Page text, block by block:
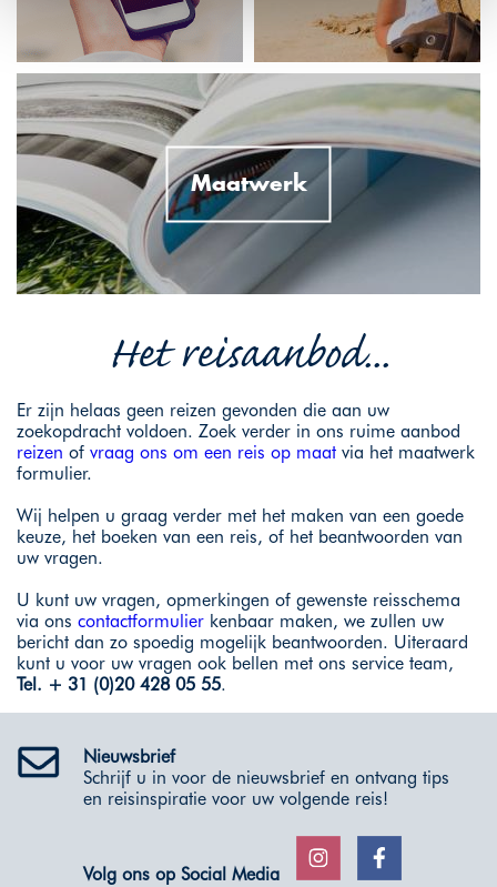
Maatwerk
Het reisaanbod...
Er zijn helaas geen reizen gevonden die aan uw
zoekopdracht voldoen. Zoek verder in ons ruime aanbod
reizen of vraag ons om een reis op maat via het maatwerk
formulier.
Wij helpen u graag verder met het maken van een goede
keuze, het boeken van een reis, of het beantwoorden van
uw vragen.
U kunt uw vragen, opmerkingen of gewenste reisschema
via ons contactformulier kenbaar maken, we zullen uw
bericht dan zo spoedig mogelijk beantwoorden. Uiteraard
kunt u voor uw vragen ook bellen met ons service team,
Tel. + 31 (0)20 428 05 55.
Nieuwsbrief
Schrijf u in voor de nieuwsbrief en ontvang tips
en reisinspiratie voor uw volgende reis!
Volg ons op Social Media